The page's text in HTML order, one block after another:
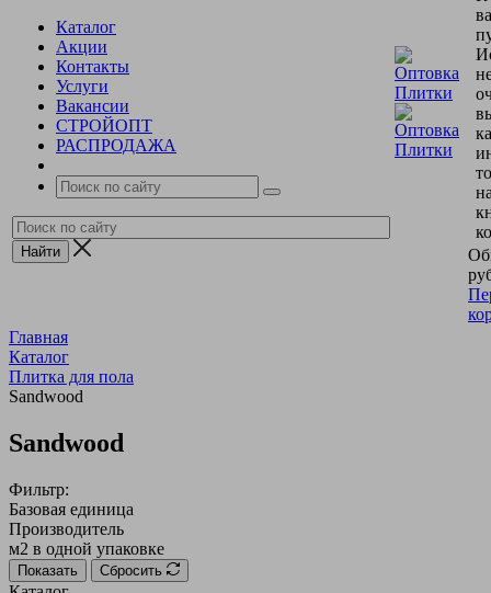
Каталог
Акции
Контакты
Услуги
Вакансии
СТРОЙОПТ
РАСПРОДАЖА
Главная
Каталог
Плитка для пола
Sandwood
Sandwood
Фильтр:
Базовая единица
Производитель
м2 в одной упаковке
Показать Сбросить